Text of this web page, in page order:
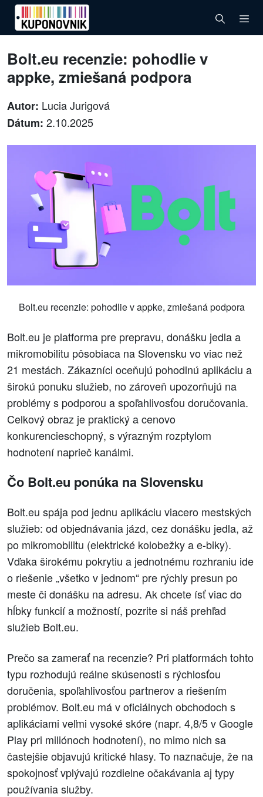
Bolt.eu recenzie: pohodlie v
appke, zmiešaná podpora
Autor: Lucia Jurigová
Dátum: 2.10.2025
Bolt.eu recenzie: pohodlie v appke, zmiešaná podpora
Bolt.eu je platforma pre prepravu, donášku jedla a
mikromobilitu pôsobiaca na Slovensku vo viac než
21 mestách. Zákazníci oceňujú pohodlnú aplikáciu a
širokú ponuku služieb, no zároveň upozorňujú na
problémy s podporou a spoľahlivosťou doručovania.
Celkový obraz je praktický a cenovo
konkurencieschopný, s výrazným rozptylom
hodnotení naprieč kanálmi.
Čo Bolt.eu ponúka na Slovensku
Bolt.eu spája pod jednu aplikáciu viacero mestských
služieb: od objednávania jázd, cez donášku jedla, až
po mikromobilitu (elektrické kolobežky a e-biky).
Vďaka širokému pokrytiu a jednotnému rozhraniu ide
o riešenie „všetko v jednom“ pre rýchly presun po
meste či donášku na adresu. Ak chcete ísť viac do
hĺbky funkcií a možností, pozrite si náš prehľad
služieb Bolt.eu.
Prečo sa zamerať na recenzie? Pri platformách tohto
typu rozhodujú reálne skúsenosti s rýchlosťou
doručenia, spoľahlivosťou partnerov a riešením
problémov. Bolt.eu má v oficiálnych obchodoch s
aplikáciami veľmi vysoké skóre (napr. 4,8/5 v Google
Play pri miliónoch hodnotení), no mimo nich sa
častejšie objavujú kritické hlasy. To naznačuje, že na
spokojnosť vplývajú rozdielne očakávania aj typy
používania služby.